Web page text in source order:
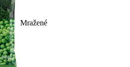
Mražené